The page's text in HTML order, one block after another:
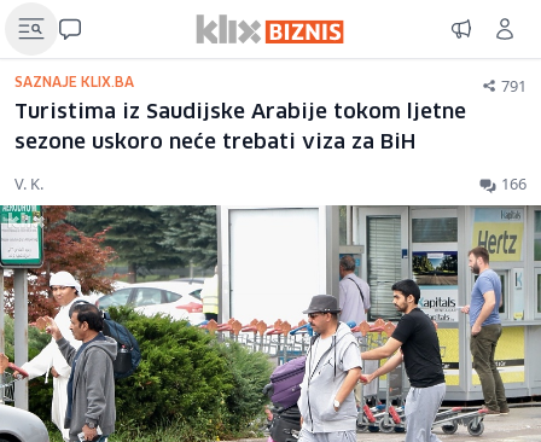
SAZNAJE KLIX.BA 791
Turistima iz Saudijske Arabije tokom ljetne
sezone uskoro neće trebati viza za BiH
V. K. 166